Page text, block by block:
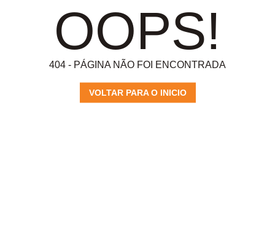
OOPS!
404 - PÁGINA NÃO FOI ENCONTRADA
VOLTAR PARA O INICIO